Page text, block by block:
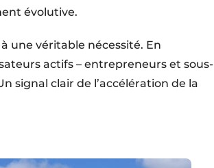
évolutive.
une véritable nécessité. En
actifs – entrepreneurs et sous-
signal clair de l’accélération de la